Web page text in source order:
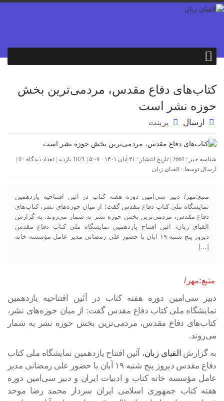
کتاب‌های دفاع مقدس، مردمی‌ترین بخش
حوزه نشر است
ارسال پرینت
شناسه خبر : 2661 | تاریخ انتشار : ۲۱ آبان ۱۴۰۱ - ۵:۰۷ | 1021 بازدید | تعداد دیدگاه : 0
ارسال توسط : الفبای زبان
منبع:مهر/ دبیر سی‌امین دوره هفته کتاب در آئین افتتاحیه یازدهمین
نمایشگاه ملی کتاب دفاع مقدس گفت: از میان حوزه‌های نشر، کتاب‌های
دفاع مقدس، مردمی‌ترین بخش حوزه نشر به شمار می‌روند. به گزارش
الفبای زبان، آئین افتتاح یازدهمین نمایشگاه ملی کتاب دفاع مقدس
دیروز پنج شنبه ۱۹ آبان‌ با حضور علی رمضانی مدیر عامل مؤسسه خانه
[…]
منبع:مهر/
دبیر سی‌امین دوره هفته کتاب در آئین افتتاحیه یازدهمین
نمایشگاه ملی کتاب دفاع مقدس گفت: از میان حوزه‌های نشر،
کتاب‌های دفاع مقدس، مردمی‌ترین بخش حوزه نشر به شمار
می‌روند.
به گزارش الفبای زبان، آئین افتتاح یازدهمین نمایشگاه ملی کتاب
دفاع مقدس دیروز پنج شنبه ۱۹ آبان‌ با حضور علی رمضانی مدیر
عامل مؤسسه خانه کتاب و ادبیات ایران و دبیر سی‌امین دوره
هفته کتاب جمهوری اسلامی ایران سردار محمد رضا موحد